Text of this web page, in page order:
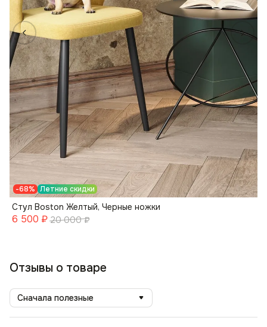
-68% Летние скидки
Стул Boston Желтый, Черные ножки
6 500 ₽ 20 000 ₽
Отзывы о товаре
Сначала полезные